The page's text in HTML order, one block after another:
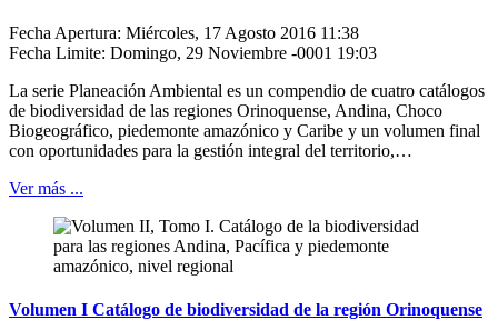
Fecha Apertura: Miércoles, 17 Agosto 2016 11:38
Fecha Limite: Domingo, 29 Noviembre -0001 19:03
La serie Planeación Ambiental es un compendio de cuatro catálogos
de biodiversidad de las regiones Orinoquense, Andina, Choco
Biogeográfico, piedemonte amazónico y Caribe y un volumen final
con oportunidades para la gestión integral del territorio,…
Ver más ...
Volumen I Catálogo de biodiversidad de la región Orinoquense